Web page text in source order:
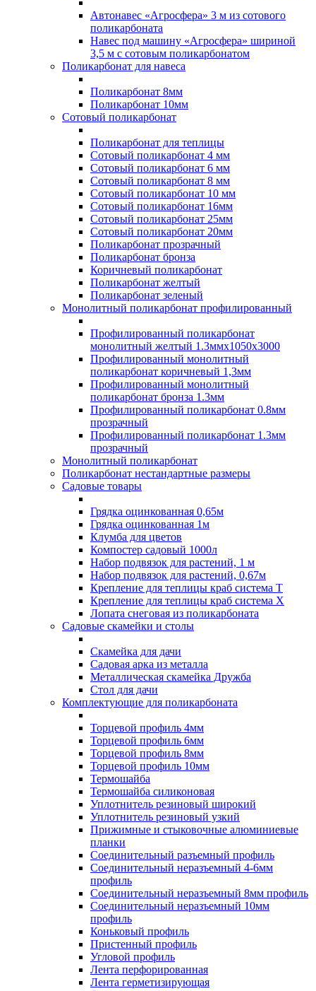
Автонавес «Агросфера» 3 м из сотового
поликарбоната
Навес под машину «Агросфера» шириной
3,5 м с сотовым поликарбонатом
Поликарбонат для навеса
Поликарбонат 8мм
Поликарбонат 10мм
Сотовый поликарбонат
Поликарбонат для теплицы
Сотовый поликарбонат 4 мм
Сотовый поликарбонат 6 мм
Сотовый поликарбонат 8 мм
Сотовый поликарбонат 10 мм
Сотовый поликарбонат 16мм
Сотовый поликарбонат 25мм
Сотовый поликарбонат 20мм
Поликарбонат прозрачный
Поликарбонат бронза
Коричневый поликарбонат
Поликарбонат желтый
Поликарбонат зеленый
Монолитный поликарбонат профилированный
Профилированный поликарбонат
монолитный желтый 1.3ммх1050х3000
Профилированный монолитный
поликарбонат коричневый 1,3мм
Профилированный монолитный
поликарбонат бронза 1.3мм
Профилированный поликарбонат 0.8мм
прозрачный
Профилированный поликарбонат 1.3мм
прозрачный
Монолитный поликарбонат
Поликарбонат нестандартные размеры
Садовые товары
Грядка оцинкованная 0,65м
Грядка оцинкованная 1м
Клумба для цветов
Компостер садовый 1000л
Набор подвязок для растений, 1 м
Набор подвязок для растений, 0,67м
Крепление для теплицы краб система Т
Крепление для теплицы краб система Х
Лопата снеговая из поликарбоната
Садовые скамейки и столы
Скамейка для дачи
Садовая арка из металла
Металлическая скамейка Дружба
Стол для дачи
Комплектующие для поликарбоната
Торцевой профиль 4мм
Торцевой профиль 6мм
Торцевой профиль 8мм
Торцевой профиль 10мм
Термошайба
Термошайба силиконовая
Уплотнитель резиновый широкий
Уплотнитель резиновый узкий
Прижимные и стыковочные алюминиевые
планки
Соединительный разъемный профиль
Соединительный неразъемный 4-6мм
профиль
Соединительный неразъемный 8мм профиль
Соединительный неразъемный 10мм
профиль
Коньковый профиль
Пристенный профиль
Угловой профиль
Лента перфорированная
Лента герметизирующая